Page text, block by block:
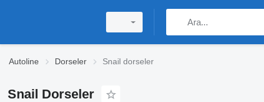
Autoline Dorseler Snail dorseler
Snail Dorseler